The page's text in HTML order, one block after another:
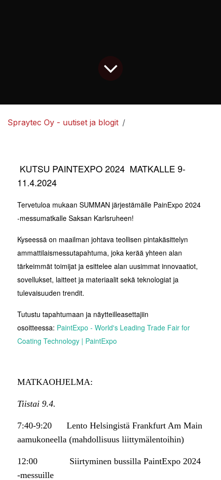
Spraytec Oy - uutiset ja blogit
KUTSU PAINTEXPO 2024 MATKALLE 9-
11.4.2024
Tervetuloa mukaan SUMMAN järjestämälle PainExpo 2024
-messumatkalle Saksan Karlsruheen!
Kyseessä on maailman johtava teollisen pintakäsittelyn
ammattilaismessutapahtuma, joka kerää yhteen alan
tärkeimmät toimijat ja esittelee alan uusimmat innovaatiot,
sovellukset, laitteet ja materiaalit sekä teknologiat ja
tulevaisuuden trendit.
Tutustu tapahtumaan ja näytteilleasettajiin
osoitteessa: PaintExpo - World's Leading Trade Fair for
Coating Technology | PaintExpo
MATKAOHJELMA:
Tiistai 9.4.
7:40-9:20 Lento Helsingistä Frankfurt Am Main
aamukoneella (mahdollisuus liittymälentoihin)
12:00 Siirtyminen bussilla PaintExpo 2024
-messuille